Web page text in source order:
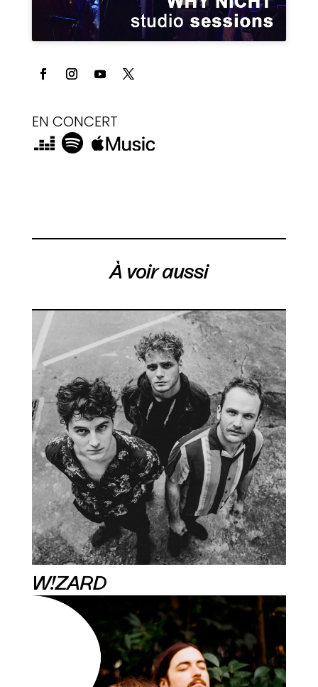
EN CONCERT
À voir aussi
W!ZARD